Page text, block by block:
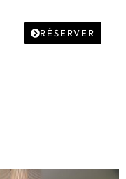
RÉSERVER